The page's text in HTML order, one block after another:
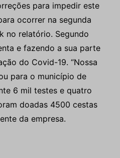
para impedir este
ocorrer na segunda
no relatório. Segundo
e fazendo a sua parte
do Covid-19. “Nossa
para o município de
6 mil testes e quatro
doadas 4500 cestas
da empresa.